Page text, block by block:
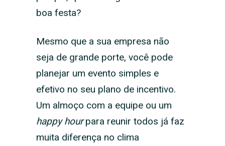
boa festa?
Mesmo que a sua empresa não
seja de grande porte, você pode
planejar um evento simples e
efetivo no seu plano de incentivo.
Um almoço com a equipe ou um
happy hourpara reunir todos já faz
muita diferença no clima